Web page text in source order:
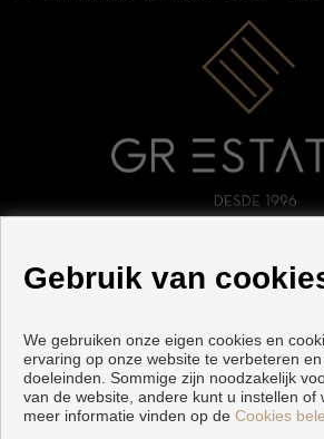
Gebruik van
We gebruiken onze eigen cookies en
ervaring op onze website te verbeteren
doeleinden. Sommige zijn noodzakelijk
van de website, andere kunt u instellen of
meer informatie vinden op de Cookies